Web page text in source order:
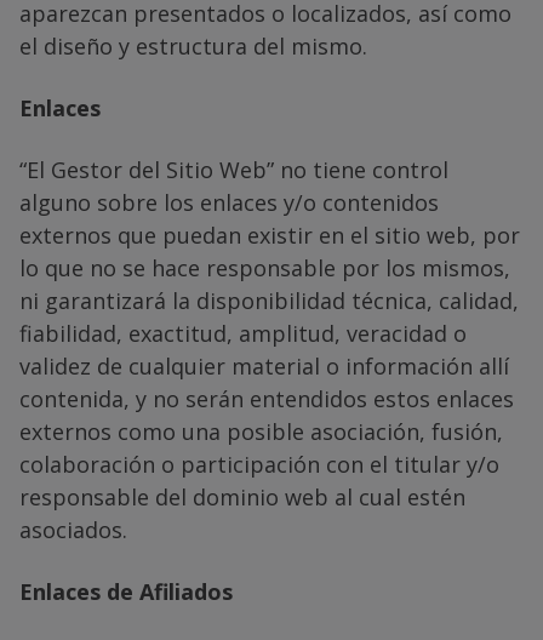
aparezcan presentados o localizados, así como
el diseño y estructura del mismo.
Enlaces
“El Gestor del Sitio Web” no tiene control
alguno sobre los enlaces y/o contenidos
externos que puedan existir en el sitio web, por
lo que no se hace responsable por los mismos,
ni garantizará la disponibilidad técnica, calidad,
fiabilidad, exactitud, amplitud, veracidad o
validez de cualquier material o información allí
contenida, y no serán entendidos estos enlaces
externos como una posible asociación, fusión,
colaboración o participación con el titular y/o
responsable del dominio web al cual estén
asociados.
Enlaces de Afiliados